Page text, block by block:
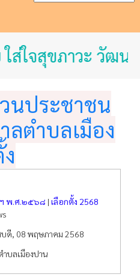
สุขภาวะ วัฒนธ
นประชาชน
ตำบลเมือง
พ.ศ.๒๕๖๘ | เลือกตั้ง 2568
ดี, 08 พฤษภาคม 2568
ำบลเมืองปาน